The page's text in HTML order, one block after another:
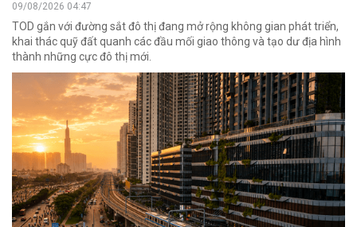
09/08/2026 04:47
TOD gắn với đường sắt đô thị đang mở rộng không gian phát triển,
khai thác quỹ đất quanh các đầu mối giao thông và tạo dư địa hình
thành những cực đô thị mới.